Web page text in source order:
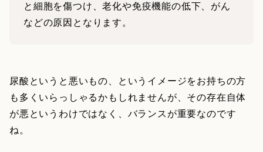
と細胞を傷つけ、老化や免疫機能の低下、がん
などの原因となります。
尿酸というと悪いもの、というイメージをお持ちの方
も多くいらっしゃるかもしれませんが、その存在自体
が悪というわけではなく、バランスが重要なのです
ね。